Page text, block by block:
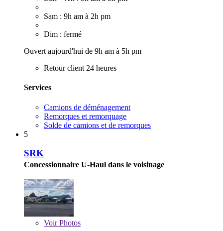
Sam : 9h am à 2h pm
Dim : fermé
Ouvert aujourd'hui de 9h am à 5h pm
Retour client 24 heures
Services
Camions de déménagement
Remorques et remorquage
Solde de camions et de remorques
5
SRK
Concessionnaire U-Haul dans le voisinage
VoirPhotos